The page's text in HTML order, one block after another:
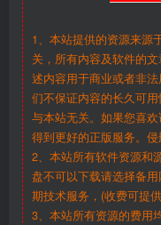
1、本站提供的资源来源
关，所有内容及软件的
述内容用于商业或者非
们不保证内容的长久可
与本站无关。如果您喜
得到更好的正版服务。
2、本站所有软件资源和
盘不可以下载请选择备
期技术服务，(收费可提
3、本站所有资源的费用